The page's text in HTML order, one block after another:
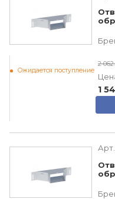
Ожидается поступление
2
1